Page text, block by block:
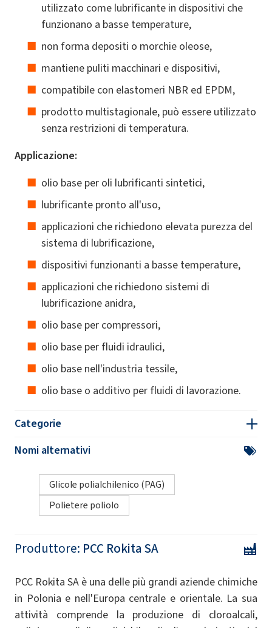
utilizzato come lubrificante in dispositivi che
funzionano a basse temperature,
non forma depositi o morchie oleose,
mantiene puliti macchinari e dispositivi,
compatibile con elastomeri NBR ed EPDM,
prodotto multistagionale, può essere utilizzato
senza restrizioni di temperatura.
Applicazione:
olio base per oli lubrificanti sintetici,
lubrificante pronto all'uso,
applicazioni che richiedono elevata purezza del
sistema di lubrificazione,
dispositivi funzionanti a basse temperature,
applicazioni che richiedono sistemi di
lubrificazione anidra,
olio base per compressori,
olio base per fluidi idraulici,
olio base nell'industria tessile,
olio base o additivo per fluidi di lavorazione.
Categorie
Nomi alternativi
Glicole polialchilenico (PAG)
Polietere poliolo
Produttore: PCC Rokita SA
PCC Rokita SA è una delle più grandi aziende chimiche
in Polonia e nell'Europa centrale e orientale. La sua
attività comprende la produzione di cloroalcali,